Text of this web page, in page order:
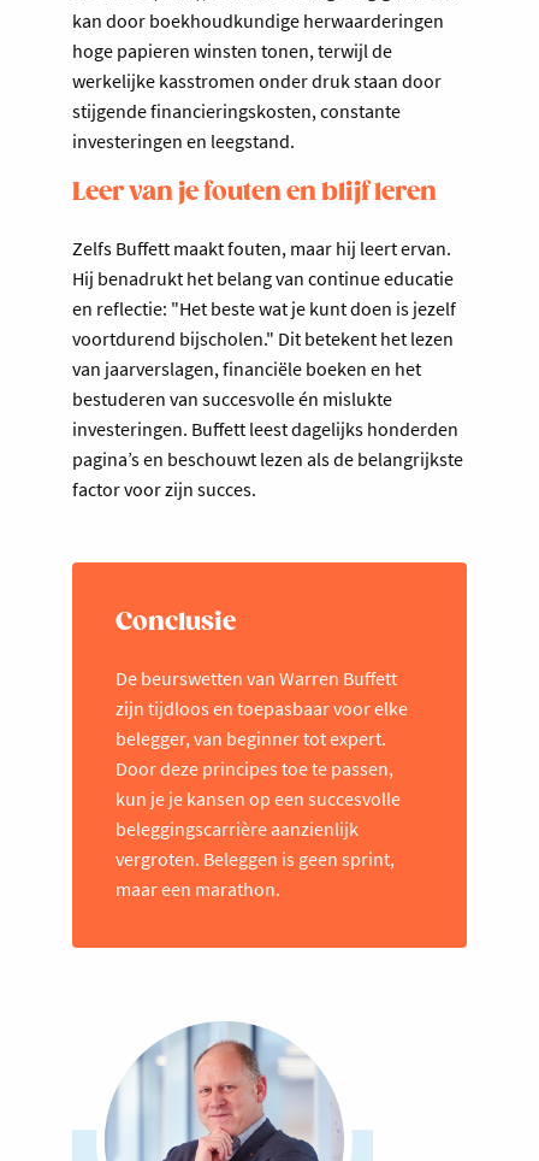
kan door boekhoudkundige herwaarderingen
hoge papieren winsten tonen, terwijl de
werkelijke kasstromen onder druk staan door
stijgende financieringskosten, constante
investeringen en leegstand.
Leer van je fouten en blijf leren
Zelfs Buffett maakt fouten, maar hij leert ervan.
Hij benadrukt het belang van continue educatie
en reflectie: "Het beste wat je kunt doen is jezelf
voortdurend bijscholen." Dit betekent het lezen
van jaarverslagen, financiële boeken en het
bestuderen van succesvolle én mislukte
investeringen. Buffett leest dagelijks honderden
pagina’s en beschouwt lezen als de belangrijkste
factor voor zijn succes.
Conclusie
De beurswetten van Warren Buffett
zijn tijdloos en toepasbaar voor elke
belegger, van beginner tot expert.
Door deze principes toe te passen,
kun je je kansen op een succesvolle
beleggingscarrière aanzienlijk
vergroten. Beleggen is geen sprint,
maar een marathon.